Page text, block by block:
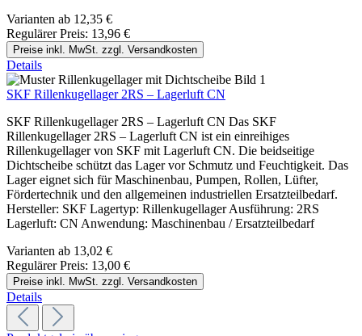
Varianten ab 12,35 €
Regulärer Preis: 13,96 €
Preise inkl. MwSt. zzgl. Versandkosten
Details
SKF Rillenkugellager 2RS – Lagerluft CN
SKF Rillenkugellager 2RS – Lagerluft CN Das SKF
Rillenkugellager 2RS – Lagerluft CN ist ein einreihiges
Rillenkugellager von SKF mit Lagerluft CN. Die beidseitige
Dichtscheibe schützt das Lager vor Schmutz und Feuchtigkeit. Das
Lager eignet sich für Maschinenbau, Pumpen, Rollen, Lüfter,
Fördertechnik und den allgemeinen industriellen Ersatzteilbedarf.
Hersteller: SKF Lagertyp: Rillenkugellager Ausführung: 2RS
Lagerluft: CN Anwendung: Maschinenbau / Ersatzteilbedarf
Varianten ab 13,02 €
Regulärer Preis: 13,00 €
Preise inkl. MwSt. zzgl. Versandkosten
Details